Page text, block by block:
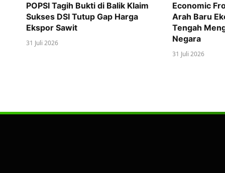
POPSI Tagih Bukti di Balik Klaim
Sukses DSI Tutup Gap Harga
Ekspor Sawit
31 Juli 2026
Economic
Arah Baru
Tengah
Negara
31 Juli 2026